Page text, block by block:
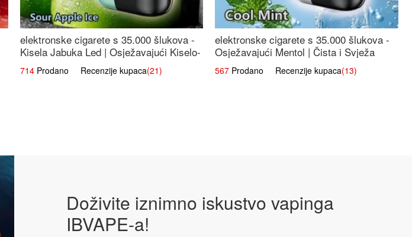
elektronske cigarete s 35.000 šlukova -
Kisela Jabuka Led | Osježavajući Kiselo-
Slatki Okus
714Prodano Recenzije kupaca(21)
elektronske cigarete s 35.000 šlukova -
Osježavajući Mentol | Čista i Svježa
Okus
567 Prodano Recenzije kupaca(13)
Doživite iznimno iskustvo vapinga
IBVAPE-a!